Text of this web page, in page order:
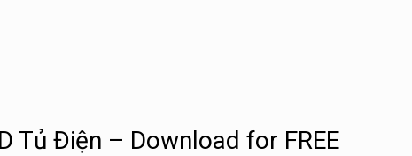
Tủ Điện – Download for FREE